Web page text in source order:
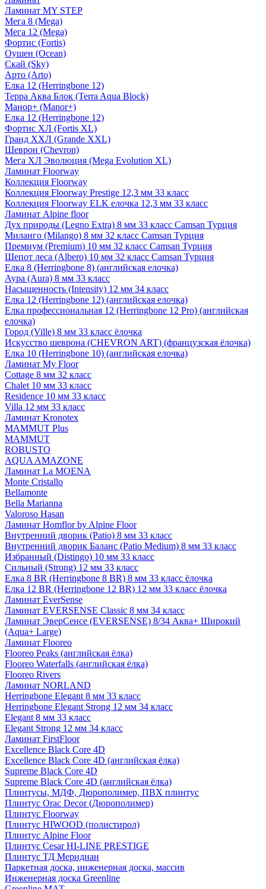
Ламинат MY STEP
Мега 8 (Mega)
Мега 12 (Mega)
Фортис (Fortis)
Оушен (Ocean)
Скай (Sky)
Арто (Arto)
Елка 12 (Herringbone 12)
Терра Аква Блок (Terra Aqua Block)
Манор+ (Manor+)
Елка 12 (Herringbone 12)
Фортис ХЛ (Fortis XL)
Гранд ХХЛ (Grande XXL)
Шеврон (Chevron)
Мега ХЛ Эволюция (Mega Evolution XL)
Ламинат Floorway
Коллекция Floorway
Коллекция Floorway Prestige 12,3 мм 33 класс
Коллекция Floorway ELK елочка 12,3 мм 33 класс
Ламинат Alpine floor
Дух природы (Legno Extra) 8 мм 33 класс Camsan Турция
Миланго (Milango) 8 мм 32 класс Camsan Турция
Премиум (Premium) 10 мм 32 класс Camsan Турция
Шепот леса (Albero) 10 мм 32 класс Camsan Турция
Елка 8 (Herringbone 8) (английская елочка)
Аура (Aura) 8 мм 33 класс
Насыщенность (Intensity) 12 мм 34 класс
Елка 12 (Herringbone 12) (английская елочка)
Елка профессиональная 12 (Herringbone 12 Pro) (английская
елочка)
Город (Ville) 8 мм 33 класс ёлочка
Искусство шеврона (CHEVRON ART) (французская ёлочка)
Елка 10 (Herringbone 10) (английская елочка)
Ламинат My Floor
Cottage 8 мм 32 класс
Chalet 10 мм 33 класс
Residence 10 мм 33 класс
Villa 12 мм 33 класс
Ламинат Kronotex
MAMMUT Plus
MAMMUT
ROBUSTO
AQUA AMAZONE
Ламинат La MOENA
Monte Cristallo
Bellamonte
Bella Marianna
Valoroso Hasan
Ламинат Homflor by Alpine Floor
Внутренний дворик (Patio) 8 мм 33 класс
Внутренний дворик Баланс (Patio Medium) 8 мм 33 класс
Избранный (Distingo) 10 мм 33 класс
Сильный (Strong) 12 мм 33 класс
Елка 8 BR (Herringbone 8 BR) 8 мм 33 класс ёлочка
Елка 12 BR (Herringbone 12 BR) 12 мм 33 класс ёлочка
Ламинат EverSense
Ламинат EVERSENSE Classic 8 мм 34 класс
Ламинат ЭверСенсе (EVERSENSE) 8/34 Аква+ Широкий
(Aqua+ Large)
Ламинат Flooreo
Flooreo Peaks (английская ёлка)
Flooreo Waterfalls (английская ёлка)
Flooreo Rivers
Ламинат NORLAND
Herringbone Elegant 8 мм 33 класс
Herringbone Elegant Strong 12 мм 34 класс
Elegant 8 мм 33 класс
Elegant Strong 12 мм 34 класс
Ламинат FirstFloor
Excellence Black Core 4D
Excellence Black Core 4D (английская ёлка)
Supreme Black Core 4D
Supreme Black Core 4D (английская ёлка)
Плинтусы, МДФ, Дюрополимер, ПВХ плинтус
Плинтус Orac Decor (Дюрополимер)
Плинтус Floorway
Плинтус HIWOOD (полистирол)
Плинтус Alpine Floor
Плинтус Cesar HI-LINE PRESTIGE
Плинтус ТД Меридиан
Паркетная доска, инженерная доска, массив
Инженерная доска Greenline